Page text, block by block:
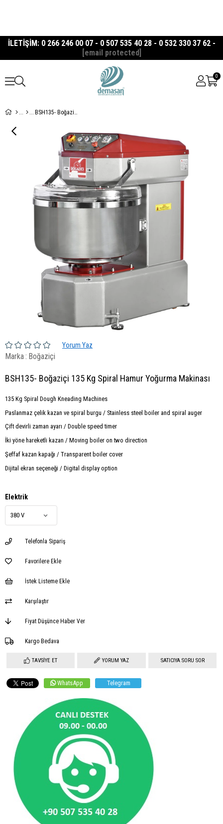
İLETİŞİM: 0 266 246 00 07 - 0 507 535 40 28 - 0 532 330 37 62 -
[email protected]
0
BSH135- Boğaziçi 135 Kg Spiral Hamur Yoğurma Makinası
Yorum Yaz
Marka: Boğaziçi
BSH135- Boğaziçi 135 Kg Spiral Hamur Yoğurma Makinası
135 Kg Spiral Dough Kneading Machines
Paslanmaz çelik kazan ve spiral burgu / Stainless steel boiler and spiral auger
Çift devirli zaman ayarı / Double speed timer
İki yöne hareketli kazan / Moving boiler on two direction
Şeffaf kazan kapağı / Transparent boiler cover
Dijital ekran seçeneği / Digital display option
Elektrik
Telefonla Sipariş
Favorilere Ekle
İstek Listeme Ekle
Karşılaştır
Fiyat Düşünce Haber Ver
Kargo Bedava
TAVSIYE ET YORUM YAZ SATICIYA SORU SOR
WhatsApp Telegram